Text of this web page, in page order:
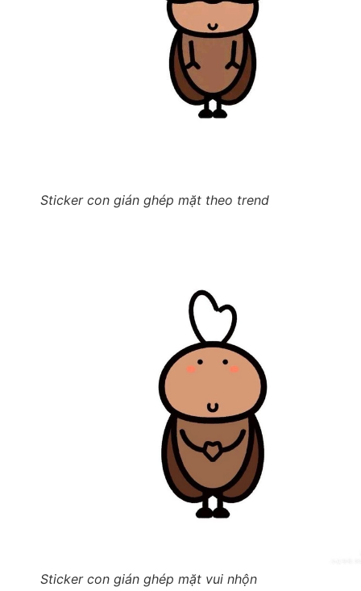
Sticker con gián ghép mặt theo trend
Sticker con gián ghép mặt vui nhộn